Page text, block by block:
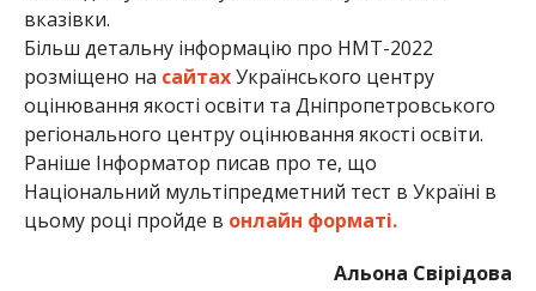
вказівки.
Більш детальну інформацію про НМТ-2022
розміщено на сайтахУкраїнського центру
оцінювання якості освіти та Дніпропетровського
регіонального центру оцінювання якості освіти.
Раніше Інформатор писав про те, що
Національний мультіпредметний тест в Україні в
цьому році пройде в онлайн форматі.
Альона Свірідова